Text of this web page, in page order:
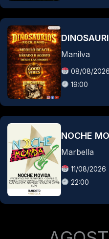
Manilva
08/08/2026
19:00
NOCHE
Marbella
11/08/2026
22:00